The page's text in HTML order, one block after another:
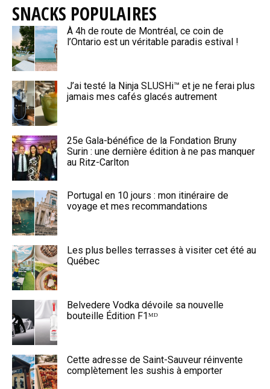
SNACKS POPULAIRES
À 4h de route de Montréal, ce coin de
l’Ontario est un véritable paradis estival !
J’ai testé la Ninja SLUSHi™ et je ne ferai plus
jamais mes cafés glacés autrement
25e Gala-bénéfice de la Fondation Bruny
Surin : une dernière édition à ne pas manquer
au Ritz-Carlton
Portugal en 10 jours : mon itinéraire de
voyage et mes recommandations
Les plus belles terrasses à visiter cet été au
Québec
Belvedere Vodka dévoile sa nouvelle
bouteille Édition F1ᴹᴰ
Cette adresse de Saint-Sauveur réinvente
complètement les sushis à emporter